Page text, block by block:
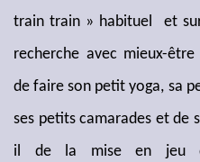
train train » habituel et
recherche avec mieux-
de faire son petit yoga, sa
ses petits camarades et de
il de la mise en jeu